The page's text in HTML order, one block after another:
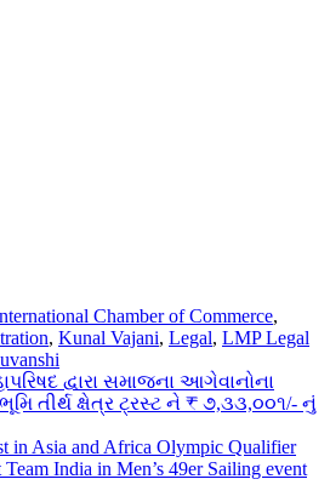
Chamber of Commerce,
, Kunal Vajani, Legal, LMP Legal
દ્વારા સમાજના આગેવાનોના
તીર્થ ક્ષેત્ર ટ્રસ્ટ ને ₹ ૭,૩૩,૦૦૧/- નું
in Asia and Africa Olympic Qualifier
India in Men’s 49er Sailing event